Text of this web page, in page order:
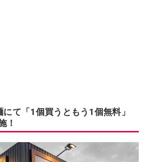
て「1個買うともう1個無料」
！